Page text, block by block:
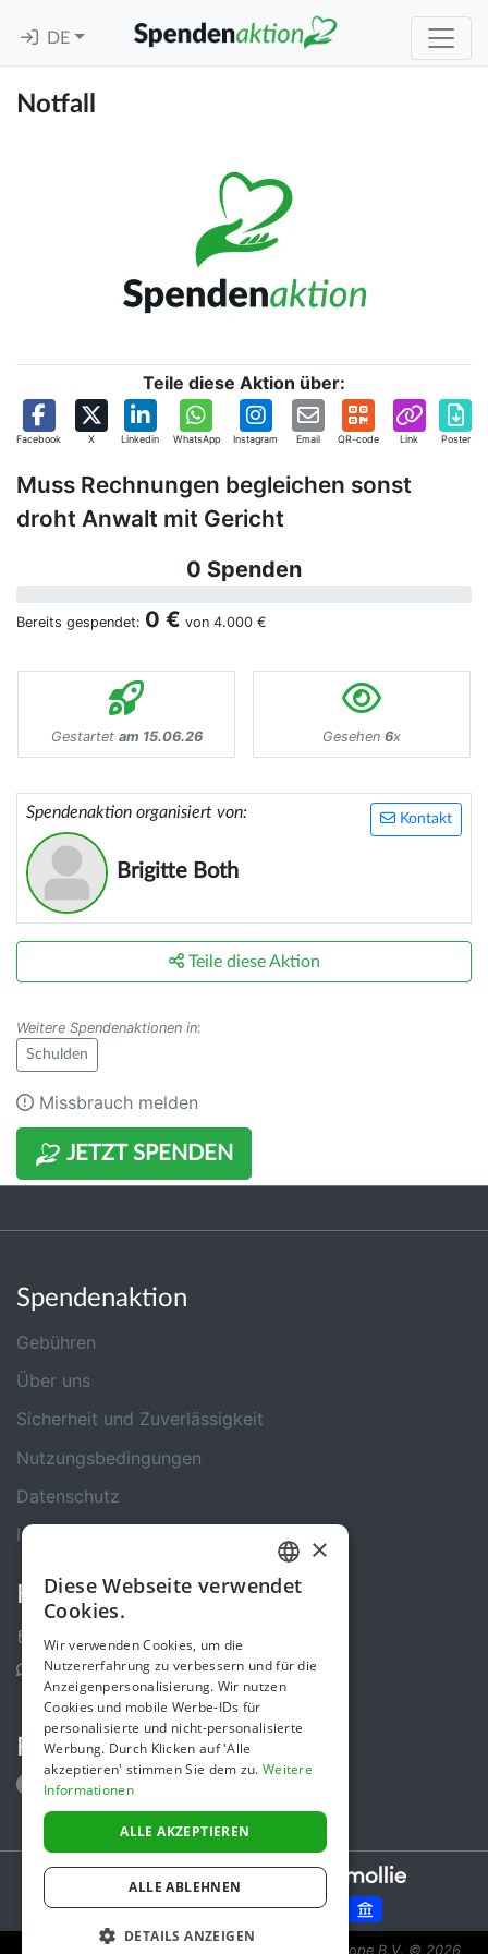
DE
Notfall
Teile diese Aktion über:
Facebook X Linkedin WhatsApp Instagram Email QR-code Link Poster
Muss Rechnungen begleichen sonst
droht Anwalt mit Gericht
0 Spenden
Bereits gespendet: 0 € von 4.000 €
Gestartet am 15.06.26 Gesehen 6x
Kontakt
Spendenaktion organisiert von:
Brigitte Both
JETZT SPENDEN
Teile diese Aktion
Weitere Spendenaktionen in:
Schulden
Missbrauch melden
Spendenaktion
Gebühren
Über uns
Sicherheit und Zuverlässigkeit
Nutzungsbedingungen
Datenschutz
Impressum
Kontakt
Kontakt-Formular
Support Center
Folge uns
Secure payments powered by
Spendenaktion ist eine Initiative von Sponsor Europe B.V. © 2026
GERMAN
×
Diese Webseite verwendet
Cookies.
Wir verwenden Cookies, um die
Nutzererfahrung zu verbessern und für die
Anzeigenpersonalisierung. Wir nutzen
Cookies und mobile Werbe-IDs für
personalisierte und nicht-personalisierte
Werbung. Durch Klicken auf 'Alle
akzeptieren' stimmen Sie dem zu. Weitere
Informationen
ALLE AKZEPTIEREN
ALLE ABLEHNEN
DETAILS ANZEIGEN